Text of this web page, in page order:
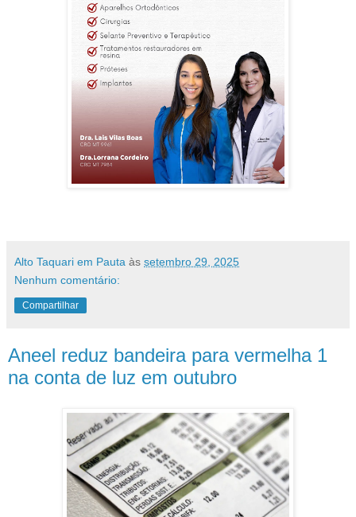
Alto Taquari em Pauta às setembro 29, 2025
Nenhum comentário:
Compartilhar
Aneel reduz bandeira para vermelha 1
na conta de luz em outubro